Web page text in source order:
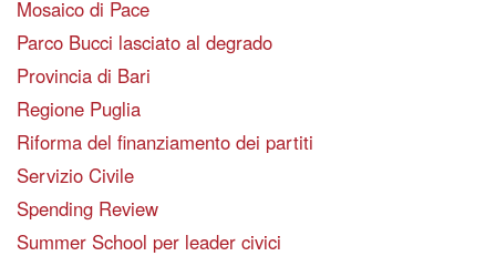
Mosaico di Pace
Parco Bucci lasciato al degrado
Provincia di Bari
Regione Puglia
Riforma del finanziamento dei partiti
Servizio Civile
Spending Review
Summer School per leader civici